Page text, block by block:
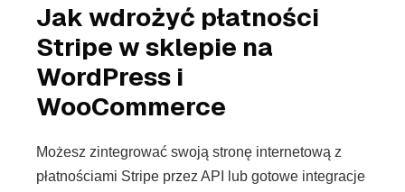
Jak wdrożyć płatności
Stripe w sklepie na
WordPress i
WooCommerce
Możesz zintegrować swoją stronę internetową z
płatnościami Stripe przez API lub gotowe integracje